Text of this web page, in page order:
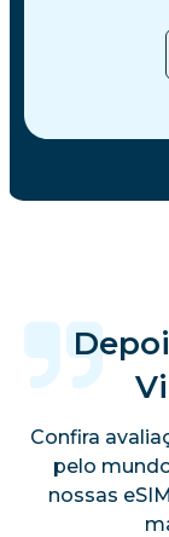
Confira
pelo
nossas